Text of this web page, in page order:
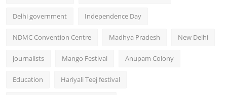
Delhi government Independence Day
NDMC Convention Centre Madhya Pradesh New Delhi
journalists Mango Festival Anupam Colony
Education Hariyali Teej festival